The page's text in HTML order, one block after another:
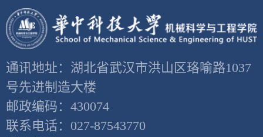
通讯地址：湖北省武汉市洪山区珞喻路1037
号先进制造大楼
邮政编码：430074
联系电话：027-87543770